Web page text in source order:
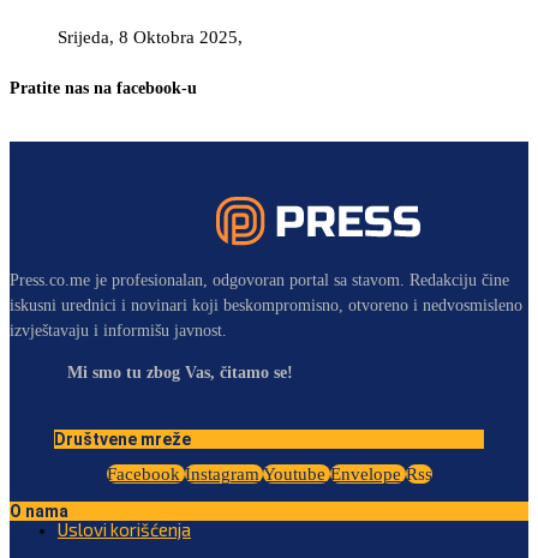
Srijeda, 8 Oktobra 2025,
Pratite nas na facebook-u
Press.co.me je profesionalan, odgovoran portal sa stavom. Redakciju čine
iskusni urednici i novinari koji beskompromisno, otvoreno i nedvosmisleno
izvještavaju i informišu javnost.
Mi smo tu zbog Vas, čitamo se!
Društvene mreže
Facebook Instagram Youtube Envelope Rss
O nama
Uslovi korišćenja